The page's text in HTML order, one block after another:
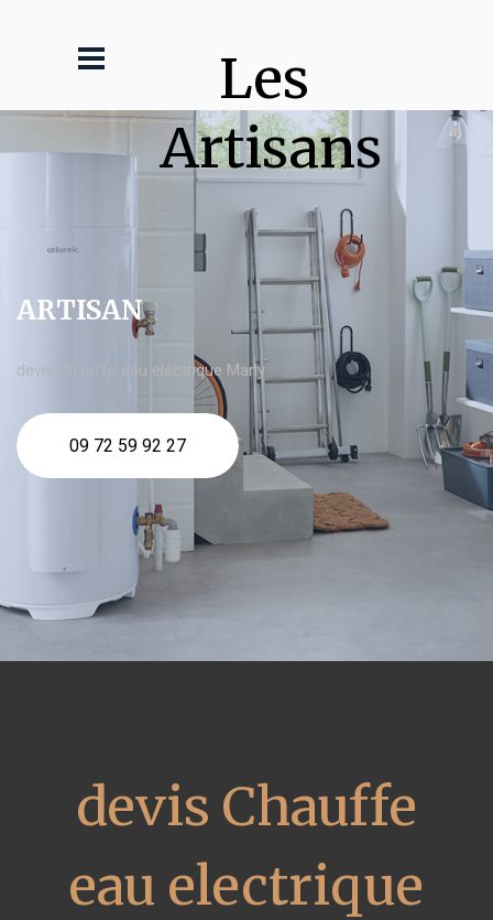
Les
Artisans
ARTISAN
devis Chauffe eau electrique Marly
09 72 59 92 27
devis Chauffe
eau electrique